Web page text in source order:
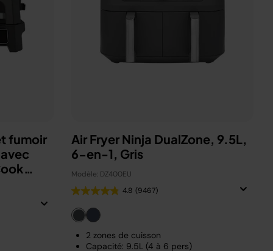
fumoir
Air Fryer Ninja DualZone, 9.5L,
6-en-1, Gris
Modèle: DZ400EU
4.8 (9467)
2 zones de cuisson
Capacité: 9.5L (4 à 6 pers)